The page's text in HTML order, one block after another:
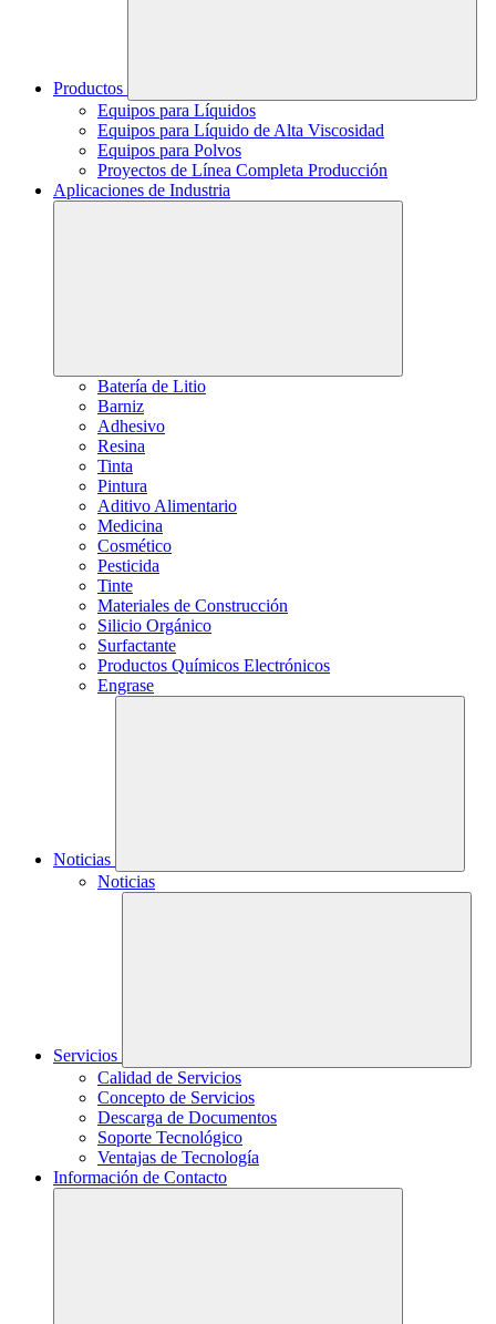
Productos
Equipos para Líquidos
Equipos para Líquido de Alta Viscosidad
Equipos para Polvos
Proyectos de Línea Completa Producción
Aplicaciones de Industria
Batería de Litio
Barniz
Adhesivo
Resina
Tinta
Pintura
Aditivo Alimentario
Medicina
Cosmético
Pesticida
Tinte
Materiales de Construcción
Silicio Orgánico
Surfactante
Productos Químicos Electrónicos
Engrase
Noticias
Noticias
Servicios
Calidad de Servicios
Concepto de Servicios
Descarga de Documentos
Soporte Tecnológico
Ventajas de Tecnología
Información de Contacto